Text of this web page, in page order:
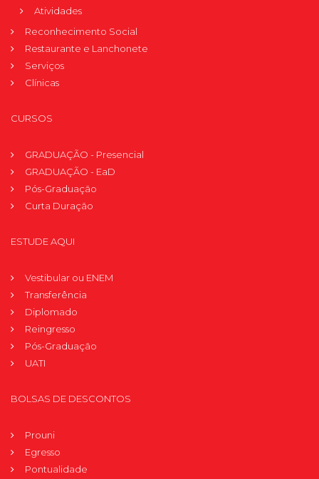
Atividades
Reconhecimento Social
Restaurante e Lanchonete
Serviços
Clínicas
CURSOS
GRADUAÇÃO - Presencial
GRADUAÇÃO - EaD
Pós-Graduação
Curta Duração
ESTUDE AQUI
Vestibular ou ENEM
Transferência
Diplomado
Reingresso
Pós-Graduação
UATI
BOLSAS DE DESCONTOS
Prouni
Egresso
Pontualidade